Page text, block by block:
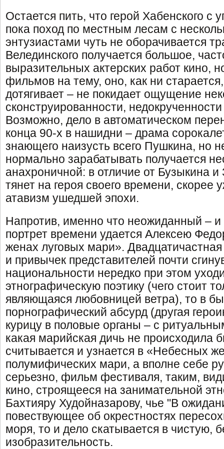
Остается пить, что герой Хабенского с
пока поход по местным лесам с
энтузиастами чуть не оборачивается
Велединского получается большое,
выразительных актерских работ кино,
фильмов на тему, оно, как ни
дотягивает – не покидает ощущение
сконструированности,
Возможно, дело в автоматическом
конца 90-х в нашидни – драма
знающего наизусть всего Пушкина, но
нормально зарабатывать получается
анахроничной: в отличие от Бузыкина
тянет на героя своего времени, скорее
атавизм ушедшей эпохи.
Напротив, именно что неожиданный –
портрет времени удается Алексею
женах луговых мари».
и привычек представителей почти
национальности нередко при этом
этнографическую поэтику (чего стоит
являющаяся любовницей ветра), то в
порнографический абсурд (другая
курицу в половые органы – с
какая марийская дичь не происходила
считывается и узнается в «Небесных
полумифических мари, а вполне себе
серьезно, фильм фестиваля, таким,
кино, строящееся на занимательной
Бахтияру Худойназарову, чье "В
повествующее об окрестностях
моря, то и дело скатывается в чистую,
изобразительность.